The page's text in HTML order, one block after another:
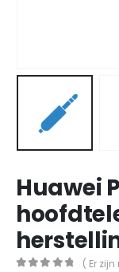
Huawei
( Er